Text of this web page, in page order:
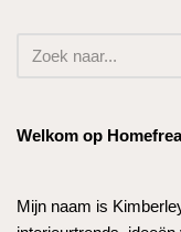
Welkom op
Mijn naam is